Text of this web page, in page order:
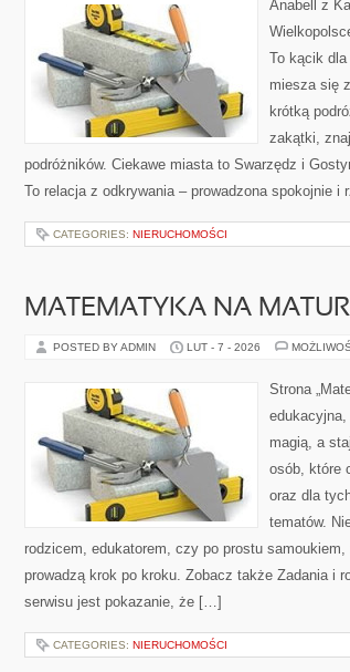
Anabell z
To kącik
miesza się
krótką
zakątki,
podróżników. Ciekawe miasta to Swarzędz i
To relacja z odkrywania – prowadzona spokojnie
CATEGORIES: NIERUCHOMOŚCI
MATEMATYKA NA
POSTED BY ADMIN LUT - 7 - 2026
Strona
magią, a
osób, które
oraz dla
tematów.
rodzicem, edukatorem, czy po prostu
prowadzą krok po kroku. Zobacz także Zadania i
serwisu jest pokazanie, że […]
CATEGORIES: NIERUCHOMOŚCI